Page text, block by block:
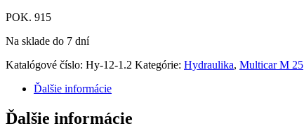
POK. 915
Na sklade do 7 dní
Katalógové číslo: Hy-12-1.2 Kategórie: Hydraulika, Multicar M 25
Ďalšie informácie
Ďalšie informácie